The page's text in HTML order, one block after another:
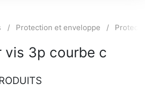
Protection et enveloppe
vis 3p courbe c